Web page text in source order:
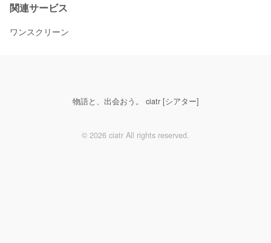
関連サービス
ワンスクリーン
物語と、出会おう。 ciatr [シアター]
© 2026 ciatr All rights reserved.